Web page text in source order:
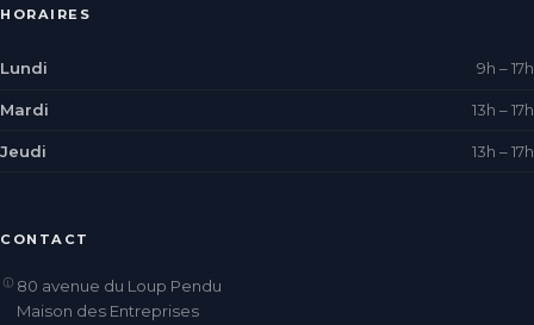
HORAIRES
Lundi 9h – 17h
Mardi 13h – 17h
Jeudi 13h – 17h
CONTACT
80 avenue du Loup Pendu
Maison des Entreprises